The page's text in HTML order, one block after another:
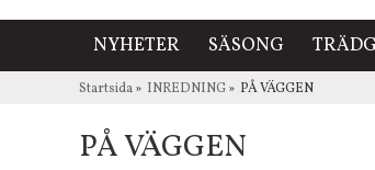
NYHETER SÄSONG
Startsida» INREDNING» PÅ VÄGGEN
PÅ VÄGGEN